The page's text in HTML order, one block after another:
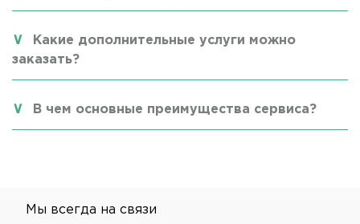
Какие дополнительные услуги можно
заказать?
В чем основные преимущества сервиса?
Мы всегда на связи